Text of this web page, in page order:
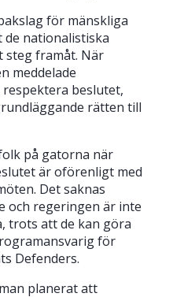
för mänskliga
nationalistiska
steg framåt. När
meddelade
beslutet,
rätten till
på gatorna när
är oförenligt med
Det saknas
och regeringen är inte
trots att de kan göra
för
Defenders.
planerat att